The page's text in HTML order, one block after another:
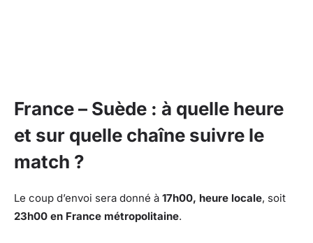
France – Suède : à quelle heure
et sur quelle chaîne suivre le
match ?
Le coup d’envoi sera donné à 17h00, heure locale, soit
23h00 en France métropolitaine.